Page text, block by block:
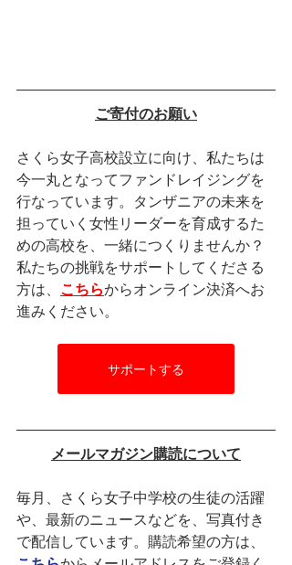
ご寄付のお願い
さくら女子高校設立に向け、私たちは
今一丸となってファンドレイジングを
行なっています。タンザニアの未来を
担っていく女性リーダーを育成するた
めの高校を、一緒につくりませんか？
私たちの挑戦をサポートしてくださる
方は、 こちらからオンライン決済へお
進みください。
サポートする
メールマガジン購読について
毎月、さくら女子中学校の生徒の活躍
や、最新のニュースなどを、写真付き
で配信しています。購読希望の方は、